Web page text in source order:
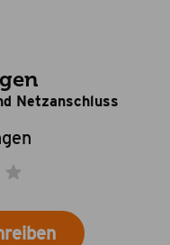
Netzanschluss